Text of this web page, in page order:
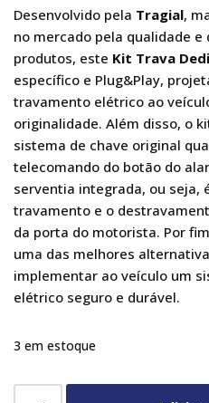
Desenvolvido pela Tragial,
no mercado pela qualidade e
produtos, este Kit Trava
específico e Plug&Play,
travamento elétrico ao
originalidade. Além disso, o
sistema de chave original
telecomando do botão do
serventia integrada, ou seja,
travamento e o
da porta do motorista. Por
uma das melhores
implementar ao veículo um
elétrico seguro e durável.
3 em estoque